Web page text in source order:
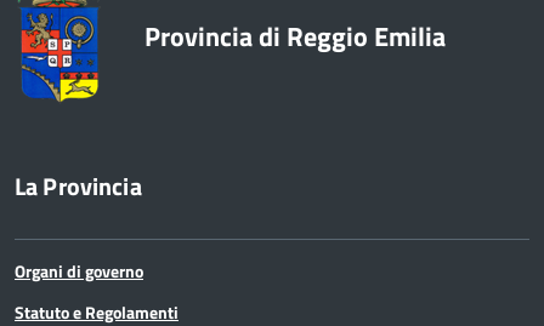
Provincia di Reggio Emilia
La Provincia
Organi di governo
Statuto e Regolamenti